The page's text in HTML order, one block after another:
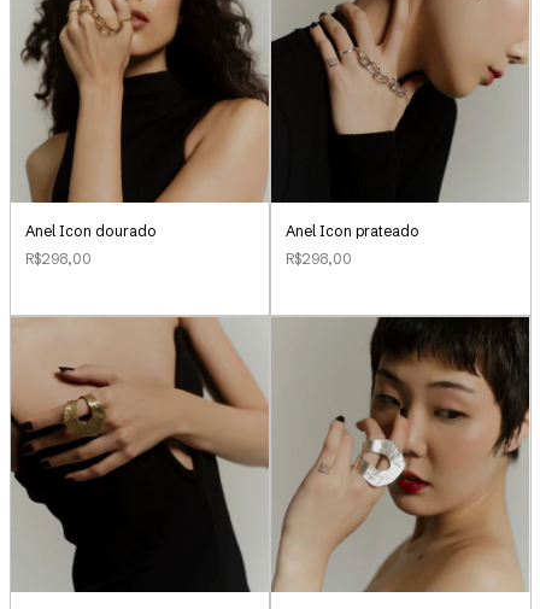
Anel Icon dourado
R$298,00
Anel Icon prateado
R$298,00